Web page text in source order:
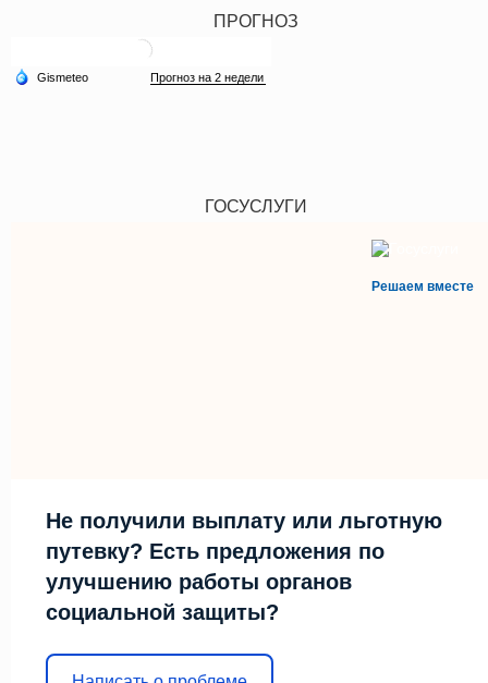
ПРОГНОЗ
ГОСУСЛУГИ
Решаем вместе
Не получили выплату или льготную
путевку? Есть предложения по
улучшению работы органов
социальной защиты?